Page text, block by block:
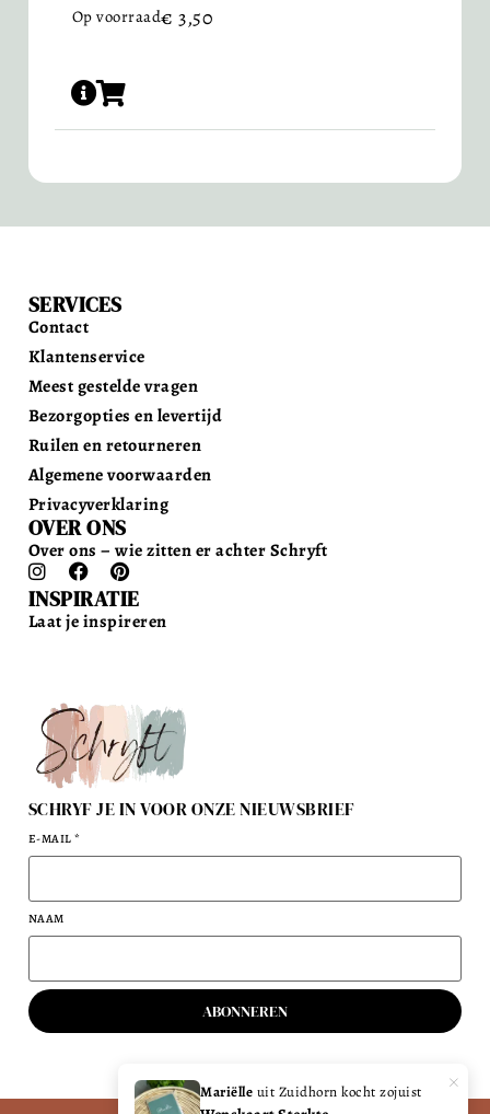
Op voorraad€ 3,50
SCHRYF JE IN VOOR ONZE NIEUWSBRIEF
E-MAIL*
NAAM
ABONNEREN
SERVICES
Contact
Klantenservice
Meest gestelde vragen
Bezorgopties en levertijd
Ruilen en retourneren
Algemene voorwaarden
Privacyverklaring
OVER ONS
Over ons – wie zitten er achter Schryft
INSPIRATIE
Laat je inspireren